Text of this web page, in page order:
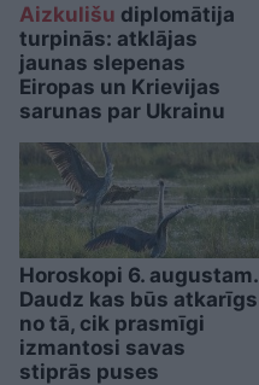
Aizkulišu diplomātija
turpinās: atklājas
jaunas slepenas
Eiropas un Krievijas
sarunas par Ukrainu
Horoskopi 6. augustam.
Daudz kas būs atkarīgs
no tā, cik prasmīgi
izmantosi savas
stiprās puses